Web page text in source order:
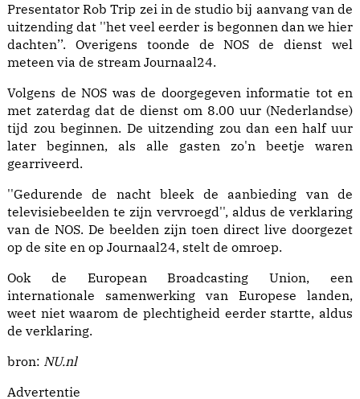
Presentator Rob Trip zei in de studio bij aanvang van de
uitzending dat ''het veel eerder is begonnen dan we hier
dachten’’. Overigens toonde de NOS de dienst wel
meteen via de stream Journaal24.
Volgens de NOS was de doorgegeven informatie tot en
met zaterdag dat de dienst om 8.00 uur (Nederlandse)
tijd zou beginnen. De uitzending zou dan een half uur
later beginnen, als alle gasten zo'n beetje waren
gearriveerd.
''Gedurende de nacht bleek de aanbieding van de
televisiebeelden te zijn vervroegd'', aldus de verklaring
van de NOS. De beelden zijn toen direct live doorgezet
op de site en op Journaal24, stelt de omroep.
Ook de European Broadcasting Union, een
internationale samenwerking van Europese landen,
weet niet waarom de plechtigheid eerder startte, aldus
de verklaring.
bron: NU.nl
Advertentie